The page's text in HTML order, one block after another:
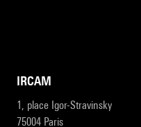
IRCAM
1, place Igor-Stravinsky
75004 Paris